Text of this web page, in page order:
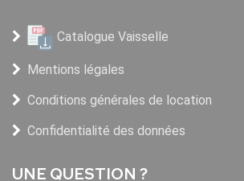
Catalogue Vaisselle
Mentions légales
Conditions générales de location
Confidentialité des données
UNE QUESTION ?